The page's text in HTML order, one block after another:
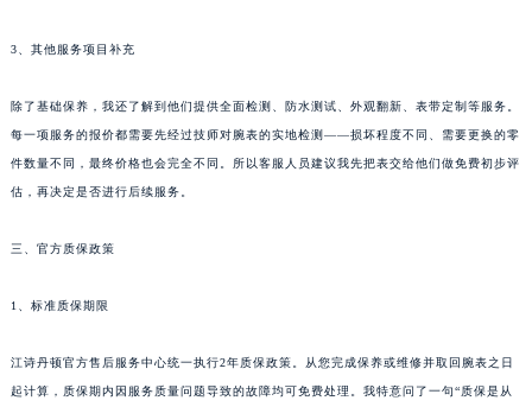
3、其他服务项目补充
除了基础保养，我还了解到他们提供全面检测、防水测试、外观翻新、表带定制等服务。
每一项服务的报价都需要先经过技师对腕表的实地检测——损坏程度不同、需要更换的零
件数量不同，最终价格也会完全不同。所以客服人员建议我先把表交给他们做免费初步评
估，再决定是否进行后续服务。
三、官方质保政策
1、标准质保期限
江诗丹顿官方售后服务中心统一执行2年质保政策。从您完成保养或维修并取回腕表之日
起计算，质保期内因服务质量问题导致的故障均可免费处理。我特意问了一句“质保是从